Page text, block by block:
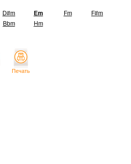
D#m Em Fm
F#m
Bbm Hm
Печать